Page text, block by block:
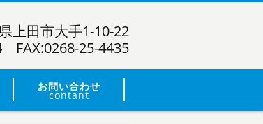
上田市大手1-10-22
FAX:0268-25-4435
お問い合わせ
contant